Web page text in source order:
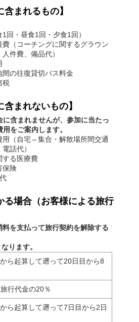
含まれるもの】
回・昼食1回・夕食1回）
費（コーチングに関するグラウン
件費、備品代）
間の往復貸切バス料金
税
含まれないもの】
に含まれませんが、参加に当たっ
をご案内します。
用（自宅⇔集合・解散場所間交通
話代）
する医療費
保険
る場合（お客様による旅行
を支払って旅行契約を解除する
ります。
ら起算して遡って20日目から8
旅行代金の20％
ら起算して遡って7日目から2日